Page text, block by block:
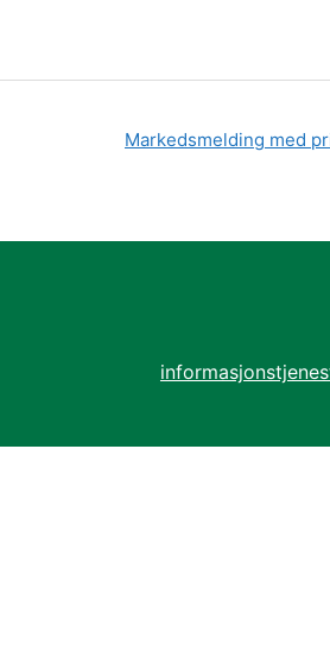
Markedsmelding med